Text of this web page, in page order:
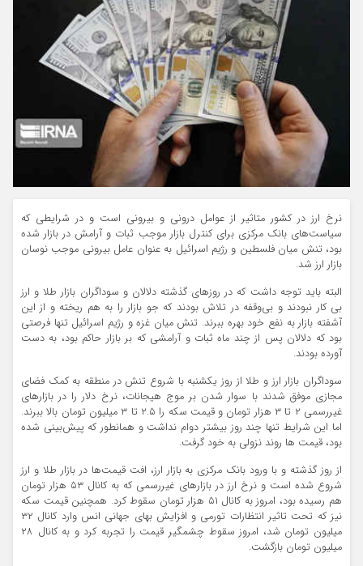
نرخ ارز در کشور متاثیر از عوامل درونی و بیرونی است و در شرایطی که
سیاست‌های بانک مرکزی برای کنترل بازار موجب ثبات و آرامش در بازار شده
بود، تنش میان فلسطین و رژیم اسرائیل به عنوان عامل بیرونی موجب نوسان
بازار ارز شد.
البته باید توجه داشت که در روزهای گذشته دلالان و سوداگران بازار طلا و ارز
بی کار نبودند و بی‌وقفه در تلاش بودند که جو بازار را به هم ریخته و از این
آشفته بازار به نفع خود بهره ببرند. تنش میان غزه و رژیم اسرائیل تنها فرصتی
بود که دلالان پس از چند ماه ثبات و آرامشی که بر بازار حاکم بود، به دست
آورده بودند.
سوداگران بازار ارز و طلا از روز یکشنبه با شروع تنش در منطقه به کمک فضای
مجازی موفق شدند با سوار شدن بر موج هیجانات، نرخ دلار را در بازارهای
غیررسمی ۲ تا ۳ هزار تومان و قیمت سکه را ۲.۵ تا ۳ میلیون تومان بالا ببرند.
اما این شرایط تنها چند روز بیشتر دوام نداشت و همانطور که پیش‌بینی شده
بود، قیمت ها روند نزولی به خود گرفت.
از روز گذشته و با ورود بانک مرکزی به بازار ارز، افت قیمت‌ها در بازار طلا و ارز
شروع شده است و نرخ ارز در بازارهای غیررسمی که به کانال ۵۳ هزار تومان
هم رسیده بود، امروز به کانال ۵۱ هزار تومان سقوط کرد. همچنین قیمت سکه
نیز که تحت تاثیر انتظارات تورمی و افزایش بهای جهانی انس وارد کانال ۳۲
میلیون تومان شد، امروز سقوط چشمگیر قیمت را تجربه کرد و به کانال ۲۸
میلیون تومان بازگشت.